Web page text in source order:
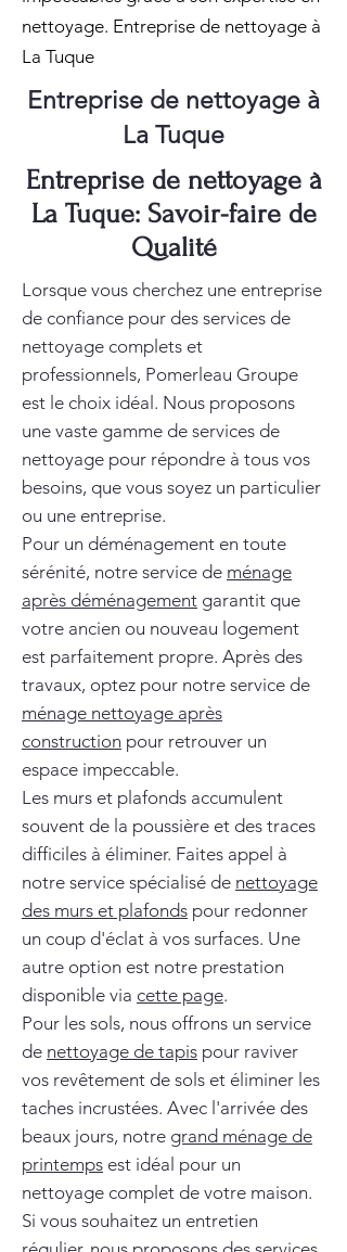
nettoyage. Entreprise de nettoyage à
La Tuque
Entreprise de nettoyage à
La Tuque
Entreprise de nettoyage à
La Tuque: Savoir-faire de
Qualité
Lorsque vous cherchez une entreprise
de confiance pour des services de
nettoyage complets et
professionnels, Pomerleau Groupe
est le choix idéal. Nous proposons
une vaste gamme de services de
nettoyage pour répondre à tous vos
besoins, que vous soyez un particulier
ou une entreprise.
Pour un déménagement en toute
sérénité, notre service de ménage
après déménagement garantit que
votre ancien ou nouveau logement
est parfaitement propre. Après des
travaux, optez pour notre service de
ménage nettoyage après
construction pour retrouver un
espace impeccable.
Les murs et plafonds accumulent
souvent de la poussière et des traces
difficiles à éliminer. Faites appel à
notre service spécialisé de nettoyage
des murs et plafonds pour redonner
un coup d'éclat à vos surfaces. Une
autre option est notre prestation
disponible via cette page.
Pour les sols, nous offrons un service
de nettoyage de tapis pour raviver
vos revêtement de sols et éliminer les
taches incrustées. Avec l'arrivée des
beaux jours, notre grand ménage de
printemps est idéal pour un
nettoyage complet de votre maison.
Si vous souhaitez un entretien